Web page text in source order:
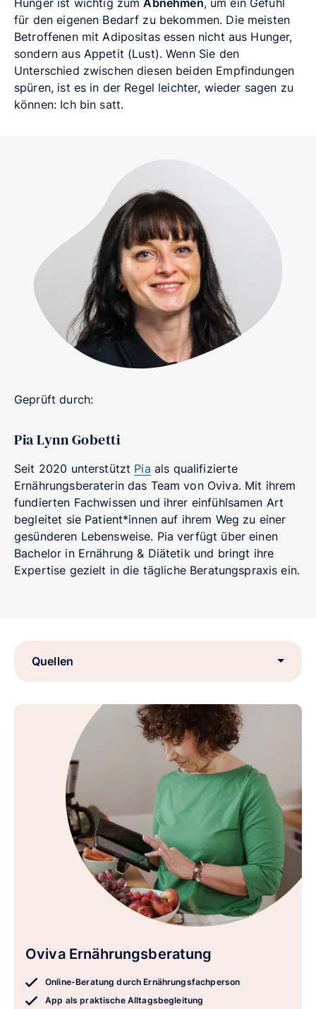
Hunger ist wichtig zumAbnehmen, um ein Gefühl
für den eigenen Bedarf zu bekommen. Die meisten
Betroffenen mit Adipositas essen nicht aus Hunger,
sondern aus Appetit (Lust). Wenn Sie den
Unterschied zwischen diesen beiden Empfindungen
spüren, ist es in der Regel leichter, wieder sagen zu
können: Ich bin satt.
Geprüft durch:
Pia Lynn Gobetti
Seit 2020 unterstützt Pia als qualifizierte
Ernährungsberaterin das Team von Oviva. Mit ihrem
fundierten Fachwissen und ihrer einfühlsamen Art
begleitet sie Patient*innen auf ihrem Weg zu einer
gesünderen Lebensweise. Pia verfügt über einen
Bachelor in Ernährung & Diätetik und bringt ihre
Expertise gezielt in die tägliche Beratungspraxis ein.
Quellen
Oviva Ernährungsberatung
Online-Beratung durch Ernährungsfachperson
App als praktische Alltagsbegleitung